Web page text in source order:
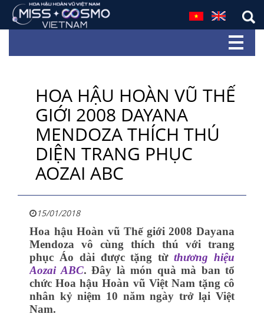
HOA HẬU HOÀN VŨ THẾ
GIỚI 2008 DAYANA
MENDOZA THÍCH THÚ
DIỆN TRANG PHỤC
AOZAI ABC
15/01/2018
Hoa hậu Hoàn vũ Thế giới 2008 Dayana
Mendoza vô cùng thích thú với trang
phục Áo dài được tặng từthương hiệu
Aozai ABC. Đây là món quà mà ban tổ
chức Hoa hậu Hoàn vũ Việt Nam tặng cô
nhân kỷ niệm 10 năm ngày trở lại Việt
Nam.